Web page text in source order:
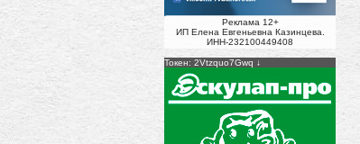
Реклама 12+
ИП Елена Евгеньевна Казинцева.
ИНН-232100449408
Токен: 2Vtzquo7Gwq